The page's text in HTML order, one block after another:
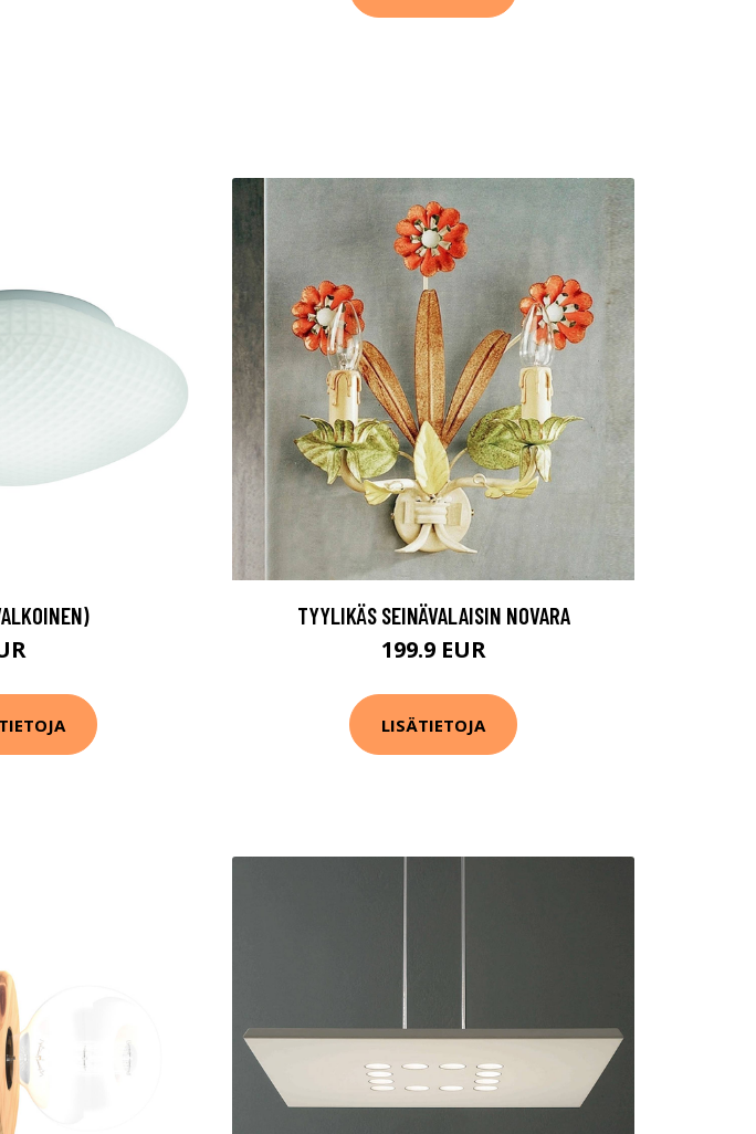
TYYLIKÄS SEINÄVALAISIN NOVARA
199.9 EUR
LISÄTIETOJA